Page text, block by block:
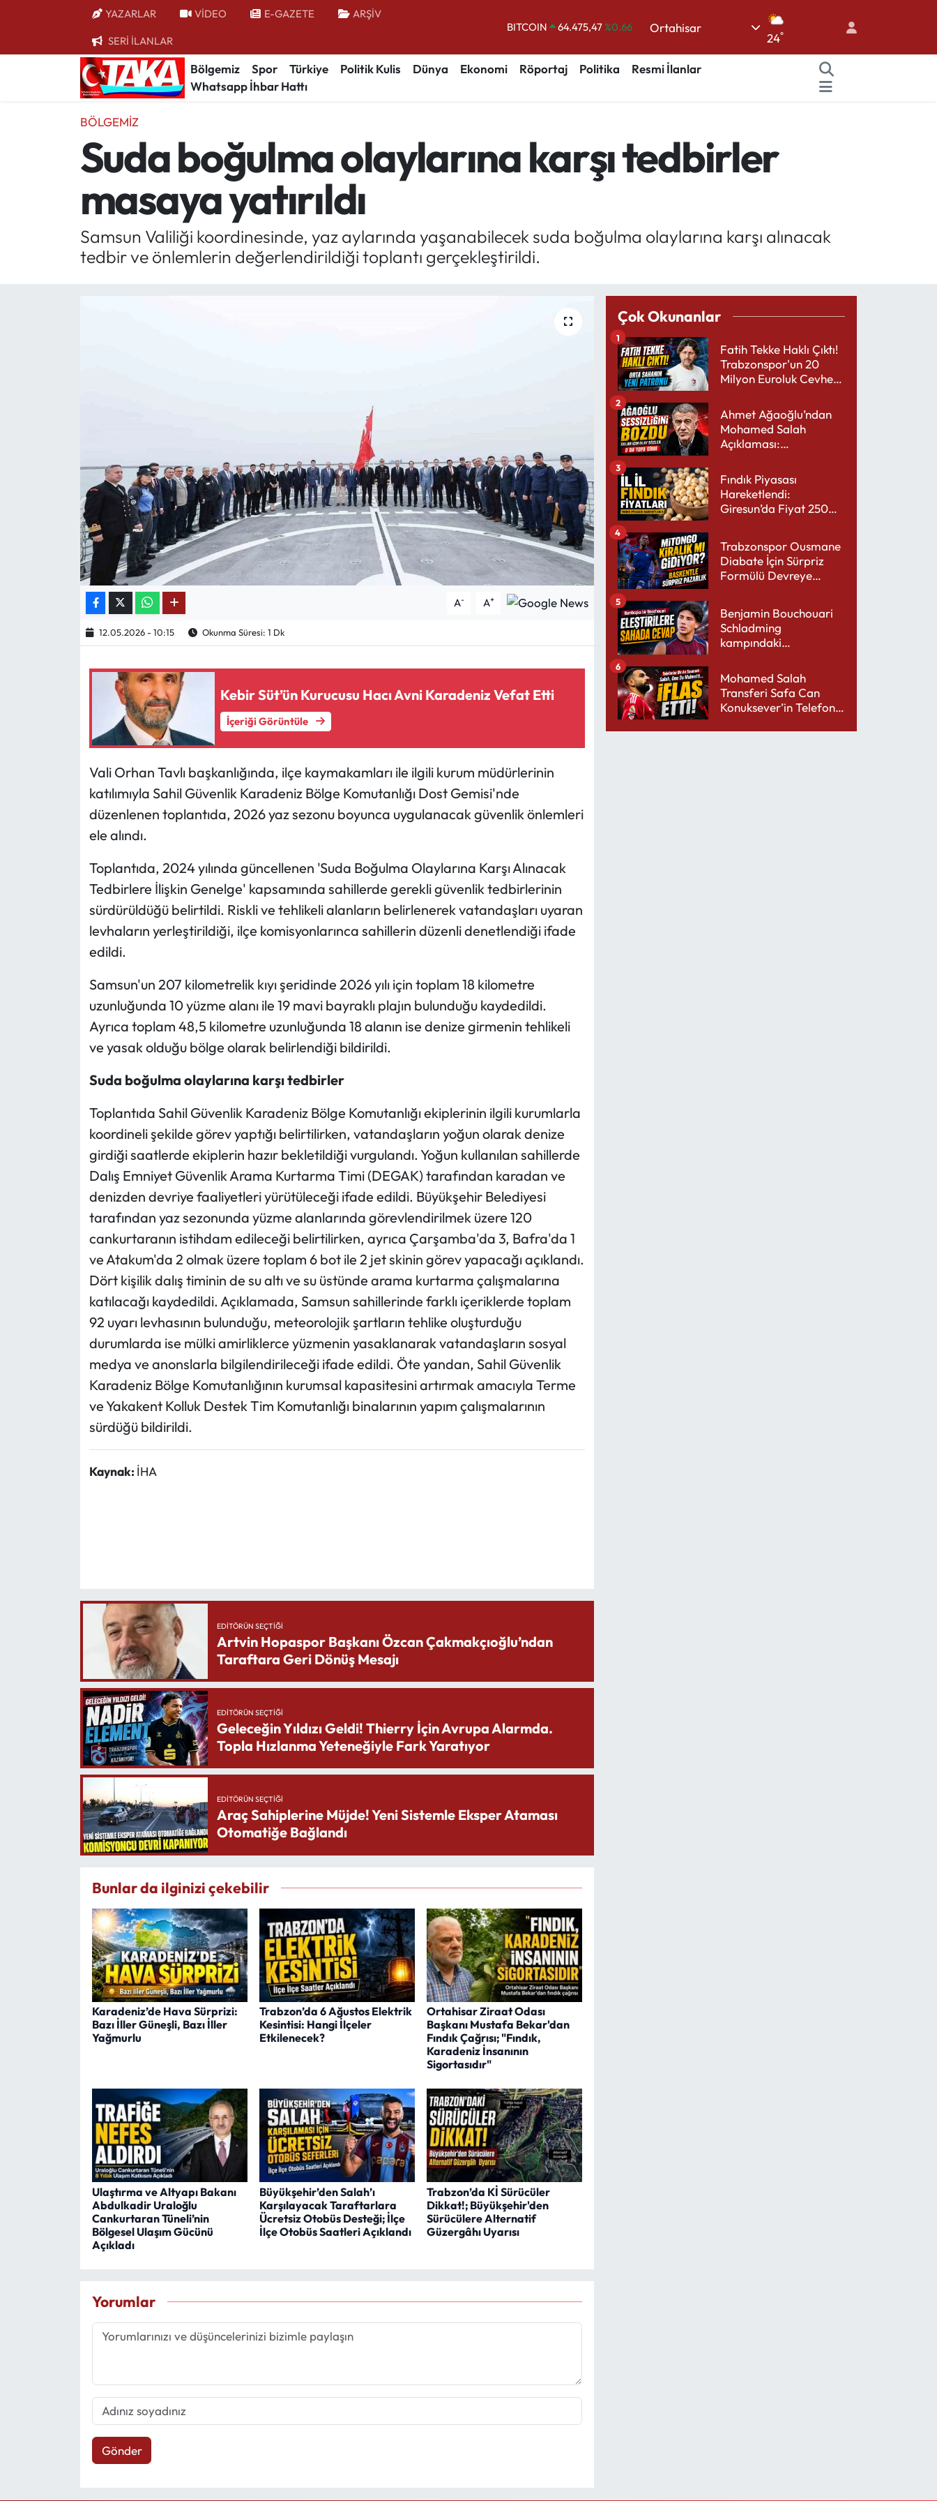
YAZARLAR VİDEO E-GAZETE ARŞİV
SERİ İLANLAR
BITCOIN 64.475,47%0.66
EURO
55,1336%0.18
%0
Ortahisar
24°
Bölgemiz Spor Türkiye Politik Kulis Dünya Ekonomi Röportaj Politika
Resmi İlanlar
Whatsapp İhbar Hattı
BÖLGEMIZ
Suda boğulma olaylarına karşı tedbirler
masaya yatırıldı
Samsun Valiliği koordinesinde, yaz aylarında yaşanabilecek suda boğulma olaylarına karşı alınacak
tedbir ve önlemlerin değerlendirildiği toplantı gerçekleştirildi.
A- A+
12.05.2026 - 10:15 Okunma Süresi: 1 Dk
Kebir Süt’ün Kurucusu Hacı Avni Karadeniz Vefat Etti
İçeriği Görüntüle
Vali Orhan Tavlı başkanlığında, ilçe kaymakamları ile ilgili kurum müdürlerinin
katılımıyla Sahil Güvenlik Karadeniz Bölge Komutanlığı Dost Gemisi'nde
düzenlenen toplantıda, 2026 yaz sezonu boyunca uygulanacak güvenlik önlemleri
ele alındı.
Toplantıda, 2024 yılında güncellenen 'Suda Boğulma Olaylarına Karşı Alınacak
Tedbirlere İlişkin Genelge' kapsamında sahillerde gerekli güvenlik tedbirlerinin
sürdürüldüğü belirtildi. Riskli ve tehlikeli alanların belirlenerek vatandaşları uyaran
levhaların yerleştirildiği, ilçe komisyonlarınca sahillerin düzenli denetlendiği ifade
edildi.
Samsun'un 207 kilometrelik kıyı şeridinde 2026 yılı için toplam 18 kilometre
uzunluğunda 10 yüzme alanı ile 19 mavi bayraklı plajın bulunduğu kaydedildi.
Ayrıca toplam 48,5 kilometre uzunluğunda 18 alanın ise denize girmenin tehlikeli
ve yasak olduğu bölge olarak belirlendiği bildirildi.
Suda boğulma olaylarına karşı tedbirler
Toplantıda Sahil Güvenlik Karadeniz Bölge Komutanlığı ekiplerinin ilgili kurumlarla
koordineli şekilde görev yaptığı belirtilirken, vatandaşların yoğun olarak denize
girdiği saatlerde ekiplerin hazır bekletildiği vurgulandı. Yoğun kullanılan sahillerde
Dalış Emniyet Güvenlik Arama Kurtarma Timi (DEGAK) tarafından karadan ve
denizden devriye faaliyetleri yürütüleceği ifade edildi. Büyükşehir Belediyesi
tarafından yaz sezonunda yüzme alanlarında görevlendirilmek üzere 120
cankurtaranın istihdam edileceği belirtilirken, ayrıca Çarşamba'da 3, Bafra'da 1
ve Atakum'da 2 olmak üzere toplam 6 bot ile 2 jet skinin görev yapacağı açıklandı.
Dört kişilik dalış timinin de su altı ve su üstünde arama kurtarma çalışmalarına
katılacağı kaydedildi. Açıklamada, Samsun sahillerinde farklı içeriklerde toplam
92 uyarı levhasının bulunduğu, meteorolojik şartların tehlike oluşturduğu
durumlarda ise mülki amirliklerce yüzmenin yasaklanarak vatandaşların sosyal
medya ve anonslarla bilgilendirileceği ifade edildi. Öte yandan, Sahil Güvenlik
Karadeniz Bölge Komutanlığının kurumsal kapasitesini artırmak amacıyla Terme
ve Yakakent Kolluk Destek Tim Komutanlığı binalarının yapım çalışmalarının
sürdüğü bildirildi.
Kaynak: İHA
EDITÖRÜN SEÇTIĞI
Artvin Hopaspor Başkanı Özcan Çakmakçıoğlu’ndan
Taraftara Geri Dönüş Mesajı
EDITÖRÜN SEÇTIĞI
Geleceğin Yıldızı Geldi! Thierry İçin Avrupa Alarmda.
Topla Hızlanma Yeteneğiyle Fark Yaratıyor
EDITÖRÜN SEÇTIĞI
Araç Sahiplerine Müjde! Yeni Sistemle Eksper Ataması
Otomatiğe Bağlandı
Bunlar da ilginizi çekebilir
Karadeniz’de Hava Sürprizi:
Bazı İller Güneşli, Bazı İller
Yağmurlu
Trabzon’da 6 Ağustos Elektrik
Kesintisi: Hangi İlçeler
Etkilenecek?
Ortahisar Ziraat Odası
Başkanı Mustafa Bekar'dan
Fındık Çağrısı; "Fındık,
Karadeniz İnsanının
Sigortasıdır"
Ulaştırma ve Altyapı Bakanı
Abdulkadir Uraloğlu
Cankurtaran Tüneli’nin
Bölgesel Ulaşım Gücünü
Açıkladı
Büyükşehir’den Salah’ı
Karşılayacak Taraftarlara
Ücretsiz Otobüs Desteği; İlçe
İlçe Otobüs Saatleri Açıklandı
Trabzon’da Kİ Sürücüler
Dikkat!; Büyükşehir'den
Sürücülere Alternatif
Güzergâhı Uyarısı
Yorumlar
Gönder
Çok Okunanlar
Fatih Tekke Haklı Çıktı!
Trabzonspor'un 20
Milyon Euroluk Cevheri
1
Ahmet Ağaoğlu’ndan
Mohamed Salah
Açıklaması:
Yakışır
2
Fındık Piyasası
Hareketlendi:
Giresun’da Fiyat 250
3
Trabzonspor Ousmane
Diabate İçin Sürpriz
Formülü Devreye
4
Benjamin Bouchouari
Schladming
kampındaki
5
Mohamed Salah
Transferi Safa Can
Konuksever’in Telefon
6
Bölgemiz
Kültür/Sanat
Politik Kulis
Karikatür Galeri
ASTROLOJİ
Spor Yazıları
Trabzon Nöbetçi Eczaneler
Trabzon Hava Durumu
Trabzon Trafik Yoğunluk Haritası
Süper Lig Puan Durumu ve Fikstür
Tüm Manşetler
Son Dakika Haberleri
Haber Arşivi